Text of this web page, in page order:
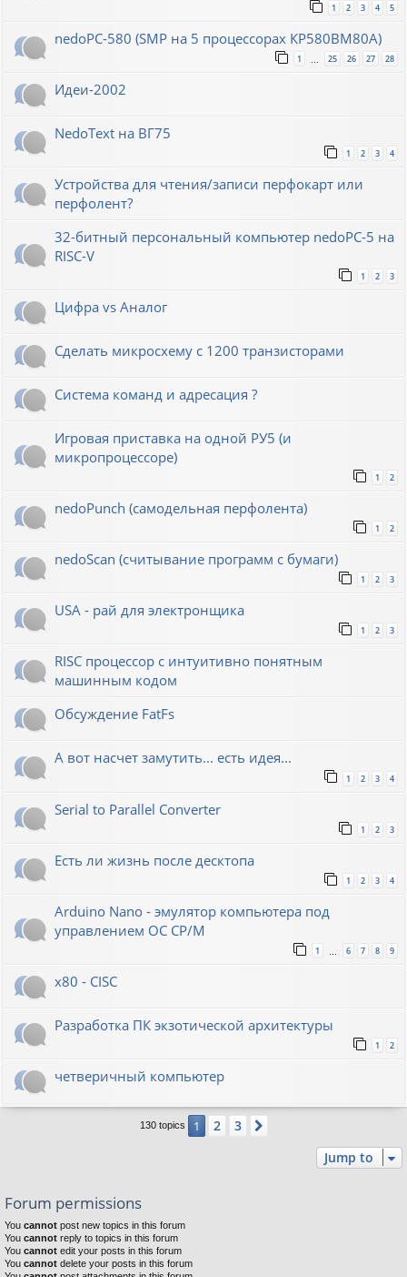
1 2 3 4 5
nedoPC-580 (SMP на 5 процессорах КР580ВМ80А)
1 25 26 27 28
Идеи-2002
NedoText на ВГ75
1 2 3 4
Устройства для чтения/записи перфокарт или
перфолент?
32-битный персональный компьютер nedoPC-5 на
RISC-V
1 2 3
Цифра vs Аналог
Сделать микросхему с 1200 транзисторами
Система команд и адресация ?
Игровая приставка на одной РУ5 (и
микропроцессоре)
1 2
nedoPunch (самодельная перфолента)
1 2
nedoScan (считывание программ с бумаги)
1 2 3
USA - рай для электронщика
1 2 3
RISC процессор с интуитивно понятным
машинным кодом
Обсуждение FatFs
А вот насчет замутить... есть идея...
1 2 3 4
Serial to Parallel Converter
1 2 3
Есть ли жизнь после десктопа
1 2 3 4
Arduino Nano - эмулятор компьютера под
управлением ОС CP/M
1 6 7 8 9
x80 - CISC
Разработка ПК экзотической архитектуры
1 2
четверичный компьютер
130 topics 1 2 3
Jump to
Forum permissions
You cannot post new topics in this forum
You cannot reply to topics in this forum
You cannot edit your posts in this forum
You cannot delete your posts in this forum